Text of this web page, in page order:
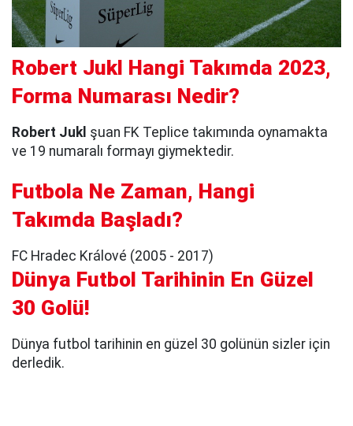
Robert Jukl Hangi Takımda 2023,
Forma Numarası Nedir?
Robert Jukl şuan FK Teplice takımında oynamakta
ve 19 numaralı formayı giymektedir.
Futbola Ne Zaman, Hangi
Takımda Başladı?
FC Hradec Králové (2005 - 2017)
Dünya Futbol Tarihinin En Güzel
30 Golü!
Dünya futbol tarihinin en güzel 30 golünün sizler için
derledik.